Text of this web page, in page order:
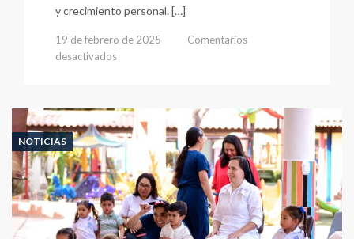
y crecimiento personal. […]
19 de febrero de 2025
Comentarios
desactivados
Lleno
De
Felicidad
NOTICIAS